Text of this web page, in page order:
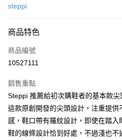
3 期 0 利率 每期
合作金庫商業銀行
上海商業儲蓄銀行
臺灣中小企業銀行
匯豐（台灣）商業銀行
聯邦商業銀行
元大商業銀行
玉山商業銀行
合作金庫商業銀行
上海商業儲蓄銀行
國泰世華商業銀行
匯豐（台灣）商業銀行
聯邦商業銀行
元大商業銀行
黑貓宅急便
每筆NT$140，滿NT$3,000(含以上)
steppi
商品特色
商品編號
10527111
銷售重點
Steppi 推薦給初次購鞋者的基本款尖
這款原創開發的尖頭設計，注重提
感，鞋口帶有羅紋設計，即使在踏入
鞋的線條設計恰到好處，不過淺也